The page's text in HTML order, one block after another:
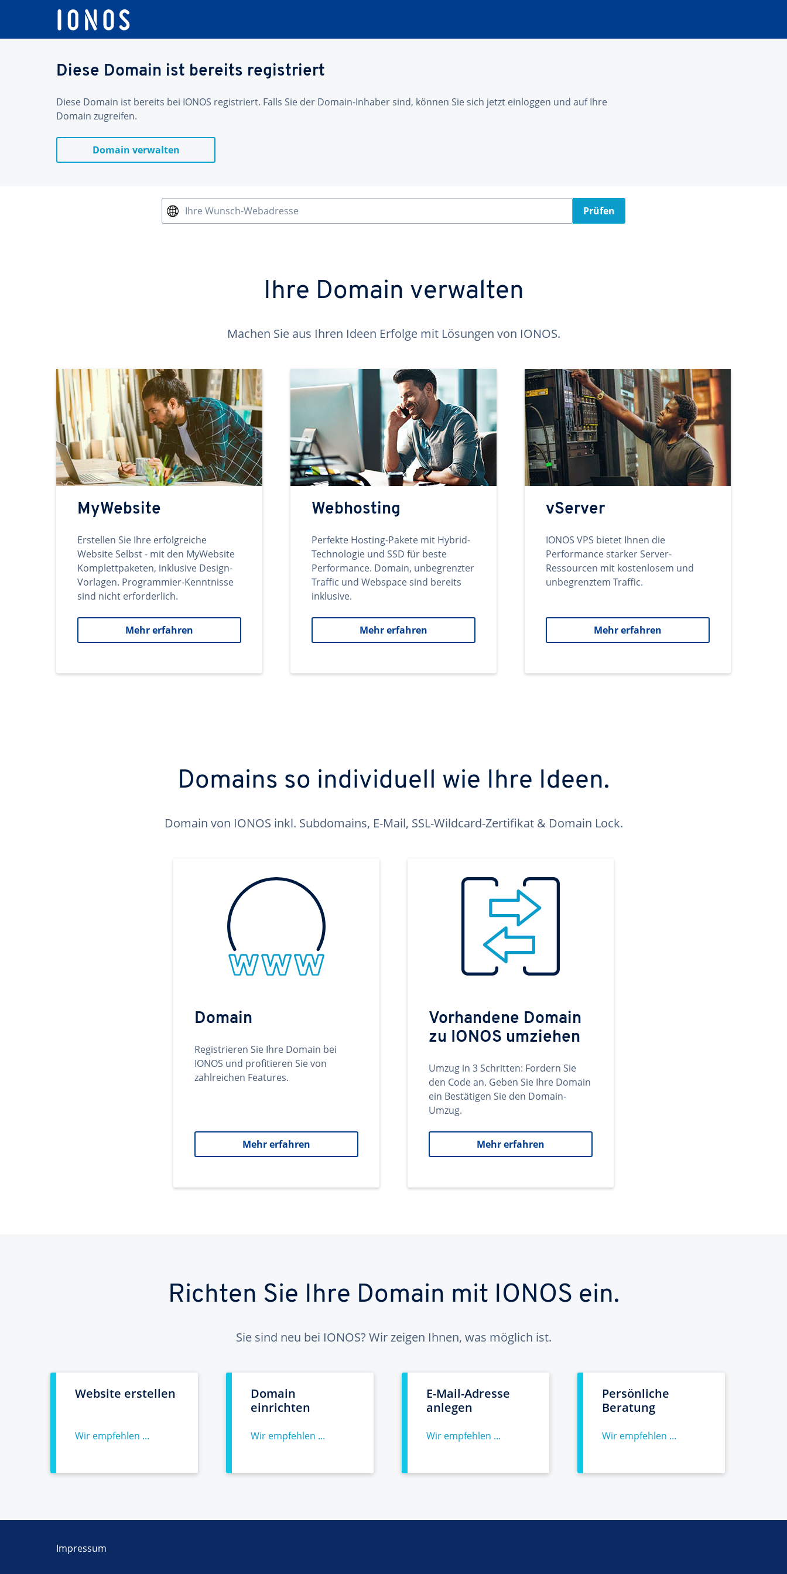
Diese Domain ist bereits registriert
Diese Domain ist bereits bei IONOS registriert. Falls Sie der Domain-Inhaber sind, können Sie sich jetzt einloggen und auf Ihre
Domain zugreifen.
Domain verwalten
Ihre Wunsch-Webadresse Prüfen
Ihre Domain verwalten
Machen Sie aus Ihren Ideen Erfolge mit Lösungen von IONOS.
MyWebsite
Erstellen Sie Ihre erfolgreiche
Website Selbst - mit den MyWebsite
Komplettpaketen, inklusive Design-
Vorlagen. Programmier-Kenntnisse
sind nicht erforderlich.
Mehr erfahren
Webhosting
Perfekte Hosting-Pakete mit Hybrid-
Technologie und SSD für beste
Performance. Domain, unbegrenzter
Traffic und Webspace sind bereits
inklusive.
Mehr erfahren
vServer
IONOS VPS bietet Ihnen die
Performance starker Server-
Ressourcen mit kostenlosem und
unbegrenztem Traffic.
Mehr erfahren
Domains so individuell wie Ihre Ideen.
Domain von IONOS inkl. Subdomains, E-Mail, SSL-Wildcard-Zertifikat & Domain Lock.
Domain
Registrieren Sie Ihre Domain bei
IONOS und profitieren Sie von
zahlreichen Features.
Mehr erfahren
Vorhandene Domain
zu IONOS umziehen
Umzug in 3 Schritten: Fordern Sie
den Code an. Geben Sie Ihre Domain
ein Bestätigen Sie den Domain-
Umzug.
Mehr erfahren
Richten Sie Ihre Domain mit IONOS ein.
Sie sind neu bei IONOS? Wir zeigen Ihnen, was möglich ist.
Website erstellen
Wir empfehlen ...
Domain
einrichten
Wir empfehlen ...
E-Mail-Adresse
anlegen
Wir empfehlen ...
Persönliche
Beratung
Wir empfehlen ...
Impressum